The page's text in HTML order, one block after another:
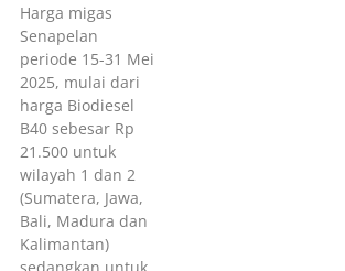
Harga migas
Senapelan
periode 15-31 Mei
2025, mulai dari
harga Biodiesel
B40 sebesar Rp
21.500 untuk
wilayah 1 dan 2
(Sumatera, Jawa,
Bali, Madura dan
Kalimantan)
sedangkan untuk